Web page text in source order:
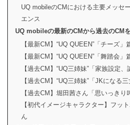
UQ mobileのCMにおける主要メッセ
エンス
UQ mobileの最新のCMから過去のCM
【最新CM】“UQ QUEEN”「チーズ」
【最新CM】“UQ QUEEN”「舞踏会」
【過去CM】“UQ三姉妹”「家族設定、
【過去CM】“UQ三姉妹”「JKになる
【過去CM】堀田茜さん「思いっきり
【初代イメージキャラクター】フッ
ん